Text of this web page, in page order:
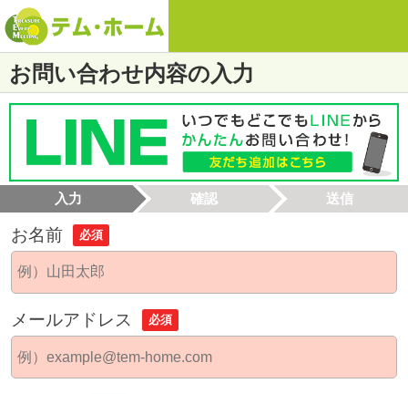
お問い合わせ内容の入力
入力 確認 送信
お名前 必須
メールアドレス 必須